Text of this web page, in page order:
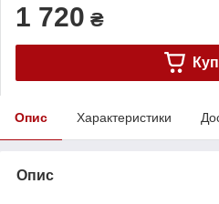
1 720 ₴
Опис Характеристики
Опис